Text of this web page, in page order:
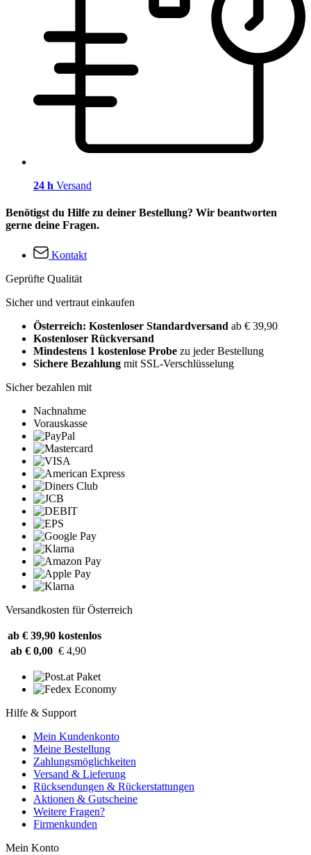
24 h Versand
Benötigst du Hilfe zu deiner Bestellung? Wir beantworten
gerne deine Fragen.
Kontakt
Geprüfte Qualität
Sicher und vertraut einkaufen
Österreich: Kostenloser Standardversand ab € 39,90
Kostenloser Rückversand
Mindestens 1 kostenlose Probe zu jeder Bestellung
Sichere Bezahlung mit SSL-Verschlüsselung
Sicher bezahlen mit
Nachnahme
Vorauskasse
Versandkosten für Österreich
ab € 39,90 kostenlos
ab € 0,00 € 4,90
Hilfe & Support
Mein Kundenkonto
Meine Bestellung
Zahlungsmöglichkeiten
Versand & Lieferung
Rücksendungen & Rückerstattungen
Aktionen & Gutscheine
Weitere Fragen?
Firmenkunden
Mein Konto